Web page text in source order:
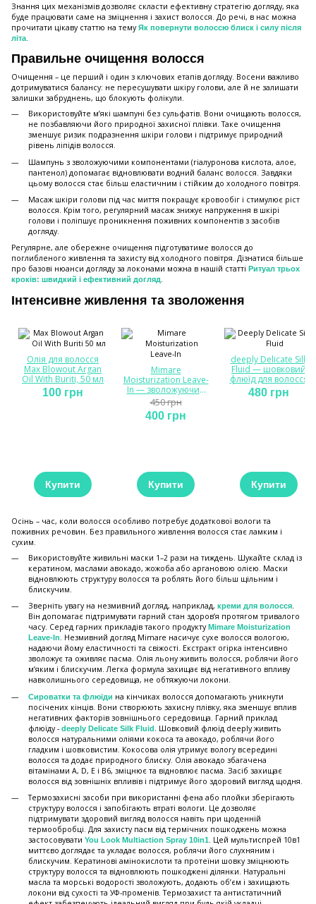
Знання цих механізмів дозволяє скласти ефективну стратегію догляду, яка
буде працювати саме на зміцнення і захист волосся. До речі, в нас можна
прочитати цікаву статтю на темуЯк повернути волоссю блиск і силу після
літа
Правильне очищення волосся
Очищення – це перший і один з ключових етапів догляду. Восени важливо
дотримуватися балансу: не пересушувати шкіру голови, але й не залишати
залишки забруднень, що блокують фолікули.
Використовуйте м’які шампуні без сульфатів. Вони очищають волосся,
не позбавляючи його природної захисної плівки. Таке очищення
зменшує ризик подразнення шкіри голови і підтримує природний
рівень ліпідів волосся.
Шампунь з зволожуючими компонентами (гіалуронова кислота, алое,
пантенол) допомагає відновлювати водний баланс волосся. Завдяки
цьому волосся стає більш еластичним і стійким до холодного повітря.
Масаж шкіри голови під час миття покращує кровообіг і стимулює ріст
волосся. Крім того, регулярний масаж знижує напруження в шкірі
голови і поліпшує проникнення поживних компонентів з засобів
догляду.
Регулярне, але обережне очищення підготуватиме волосся до
поглибленого живлення та захисту від холодного повітря. Дізнатися більше
про базові нюанси догляду за локонами можна в нашій статті Ритуал трьох
кроків: швидкий і ефективний догляд.
Інтенсивне живлення та зволоження
Олія для волосся
Max Blowout Argan
Oil With Buriti, 50 мл
100 грн
Купити
Mimare
Moisturization Leave-
In — зволожуючий
незмивний догляд
450 грн
400 грн
Купити
deeply Delicate Silk
Fluid — шовковий
флюїд для волосся
480 грн
Купити
Осінь – час, коли волосся особливо потребує додаткової вологи та
поживних речовин. Без правильного живлення волосся стає ламким і
сухим.
Використовуйте живильні маски 1–2 рази на тиждень. Шукайте склад із
кератином, маслами авокадо, жожоба або аргановою олією. Маски
відновлюють структуру волосся та роблять його більш щільним і
блискучим.
Зверніть увагу на незмивний догляд, наприклад, креми для волосся.
Він допомагає підтримувати гарний стан здоров’я протягом тривалого
часу. Серед гарних прикладів такого продукту Mimare Moisturization
Leave-In. Незмивний догляд Mimare насичує сухе волосся вологою,
надаючи йому еластичності та свіжості. Екстракт огірка інтенсивно
зволожує та оживляє пасма. Олія льону живить волосся, роблячи його
м’яким і блискучим. Легка формула захищає від негативного впливу
навколишнього середовища, не обтяжуючи локони.
Сироватки та флюїди на кінчиках волосся допомагають уникнути
посічених кінців. Вони створюють захисну плівку, яка зменшує вплив
негативних факторів зовнішнього середовища. Гарний приклад
флюїду - deeply Delicate Silk Fluid. Шовковий флюїд deeply живить
волосся натуральними оліями кокоса та авокадо, роблячи його
гладким і шовковистим. Кокосова олія утримує вологу всередині
волосся та додає природного блиску. Олія авокадо збагачена
вітамінами A, D, E і B6, зміцнює та відновлює пасма. Засіб захищає
волосся від зовнішніх впливів і підтримує його здоровий вигляд щодня.
Термозахисні засоби при використанні фена або плойки зберігають
структуру волосся і запобігають втраті вологи. Це дозволяє
підтримувати здоровий вигляд волосся навіть при щоденній
термообробці. Для захисту пасм від термічних пошкоджень можна
застосовувати You Look Multiaction Spray 10in1. Цей мультиспрей 10в1
миттєво доглядає та укладає волосся, роблячи його слухняним і
блискучим. Кератинові амінокислоти та протеїни шовку зміцнюють
структуру волосся та відновлюють пошкоджені ділянки. Натуральні
масла та морські водорості зволожують, додають об’єм і захищають
локони від сухості та УФ-променів. Термозахист та антистатичний